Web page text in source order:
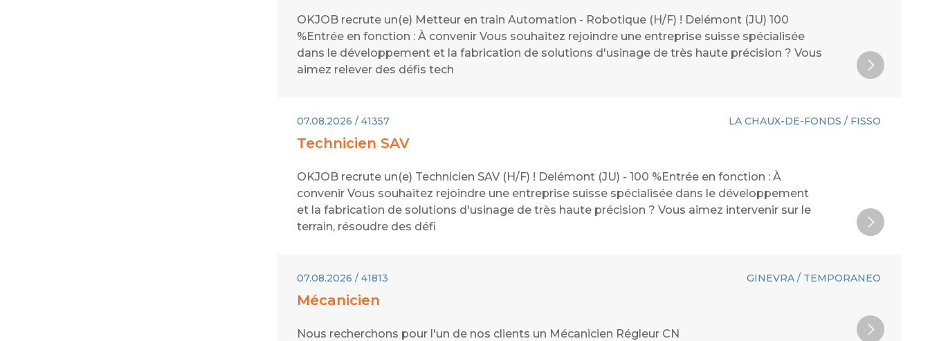
OKJOB recrute un(e) Metteur en train Automation - Robotique (H/F) ! Delémont (JU) 100
%Entrée en fonction : À convenir Vous souhaitez rejoindre une entreprise suisse spécialisée
dans le développement et la fabrication de solutions d'usinage de très haute précision ? Vous
aimez relever des défis tech
07.08.2026 / 41357 LA CHAUX-DE-FONDS / FISSO
Technicien SAV
OKJOB recrute un(e) Technicien SAV (H/F) ! Delémont (JU) - 100 %Entrée en fonction : À
convenir Vous souhaitez rejoindre une entreprise suisse spécialisée dans le développement
et la fabrication de solutions d'usinage de très haute précision ? Vous aimez intervenir sur le
terrain, résoudre des défi
07.08.2026 / 41813 GINEVRA / TEMPORANEO
Mécanicien
Nous recherchons pour l'un de nos clients un Mécanicien Régleur CN